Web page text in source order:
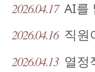
2026.04.17 AI를
2026.04.16 직원
2026.04.13 열정